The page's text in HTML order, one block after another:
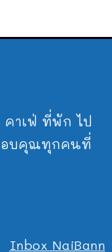
คาเฟ่ ที่พัก ไป
อบคุณทุกคนที่
Inbox NaiBann